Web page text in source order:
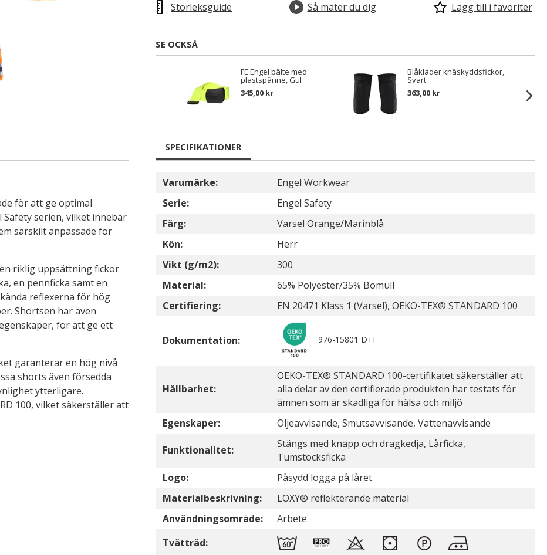
Storleksguide Så mäter du dig Lägg till i favoriter
SE OCKSÅ
FE Engel bälte med
plastspänne, Gul
345,00 kr
Blåkläder knäskyddsfickor,
Svart
363,00 kr
för att ge optimal
serien, vilket innebär
särskilt anpassade för
riklig uppsättning fickor
en pennficka samt en
reflexerna för hög
Shortsen har även
för att ge ett
garanterar en hög nivå
shorts även försedda
ytterligare.
100, vilket säkerställer att
SPECIFIKATIONER
Varumärke:
Engel Workwear
Serie:
Engel Safety
Färg:
Varsel Orange/Marinblå
Kön:
Herr
Vikt (g/m2):
300
Material:
65% Polyester/35% Bomull
Certifiering:
EN 20471 Klass 1 (Varsel), OEKO-TEX® STANDARD 100
Dokumentation: 976-15801 DTI
Hållbarhet:
OEKO-TEX® STANDARD 100-certifikatet säkerställer att
alla delar av den certifierade produkten har testats för
ämnen som är skadliga för hälsa och miljö
Egenskaper:
Oljeavvisande, Smutsavvisande, Vattenavvisande
Funktionalitet:
Stängs med knapp och dragkedja, Lårficka,
Tumstocksficka
Logo:
Påsydd logga på låret
Materialbeskrivning:
LOXY® reflekterande material
Användningsområde:
Arbete
Tvättråd: